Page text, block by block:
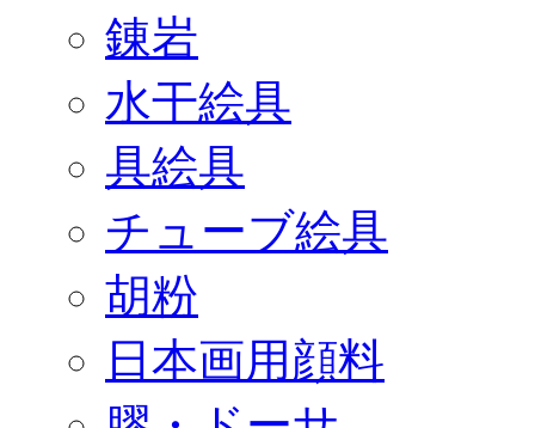
錬岩
水干絵具
具絵具
チューブ絵具
胡粉
日本画用顔料